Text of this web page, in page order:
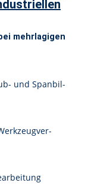
mehrlagigen
und Span­bil­